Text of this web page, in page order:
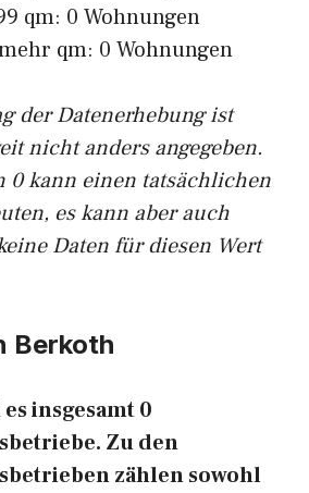
qm: 0 Wohnungen
qm: 0 Wohnungen
der Datenerhebung ist
nicht anders angegeben.
0 kann einen tatsächlichen
es kann aber auch
Daten für diesen Wert
Berkoth
insgesamt 0
Zu den
zählen sowohl